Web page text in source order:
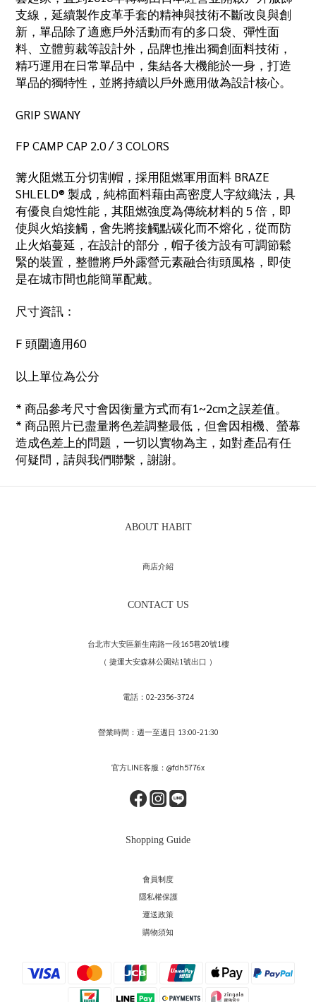
支線，延續製作皮革手套的精神與技術不斷改良與創
新，單品除了適應戶外活動而有的多口袋、彈性面
料、立體剪裁等設計外，品牌也推出獨創面料技術，
精巧運用在日常單品中，集結各大機能於一身，打造
單品的獨特性，並將持續以戶外應用做為設計核心。
GRIP SWANY
FP CAMP CAP 2.0 / 3 COLORS
篝火阻燃五分切割帽，採用阻燃軍用面料 BRAZE
SHLELD®製成，純棉面料藉由高密度人字紋織法，具
有優良自熄性能，其阻燃強度為傳統材料的 5倍，即
使與火焰接觸，會先將接觸點碳化而不熔化，從而防
止火焰蔓延，在設計的部分，帽子後方設有可調節鬆
緊的裝置，整體將戶外露營元素融合街頭風格，即使
是在城市間也能簡單配戴。
尺寸資訊：
F 頭圍適用60
以上單位為公分
* 商品參考尺寸會因衡量方式而有1~2cm之誤差值。
* 商品照片已盡量將色差調整最低，但會因相機、螢幕
造成色差上的問題，一切以實物為主，如對產品有任
何疑問，請與我們聯繫，謝謝。
ABOUT HABIT
商店介紹
CONTACT US
台北市大安區新生南路一段165巷20號1樓
（ 捷運大安森林公園站1號出口 ）
電話：02-2356-3724
營業時間：週一至週日 13:00-21:30
官方LINE客服：@fdh5776x
Shopping Guide
會員制度
隱私權保護
運送政策
購物須知